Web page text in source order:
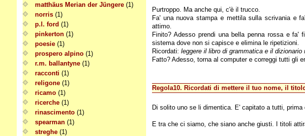
matthäus Merian der Jüngere (1)
norris (1)
p.l. ford (1)
pinkerton (1)
poesie (1)
prospero alpino (1)
r.m. ballantyne (1)
racconti (1)
religone (1)
ricamo (1)
ricerche (1)
rinascimento (1)
spearman (1)
streghe (1)
Purtroppo. Ma anche qui, c'è il trucco.
Fa' una nuova stampa e mettila sulla scrivania e
attimo.
Finito? Adesso prendi una bella penna rossa e fa'
sistema dove non si capisce e elimina le ripetizioni.
Ricordati:leggere il libro di grammatica e il
Fatto? Adesso, torna al computer e correggi tutti gli
Regola10. Ricordati di mettere il tuo nome, il
Di solito uno se li dimentica. E' capitato a tutti, prima
E tra che ci siamo, che siano anche giusti. I titoli